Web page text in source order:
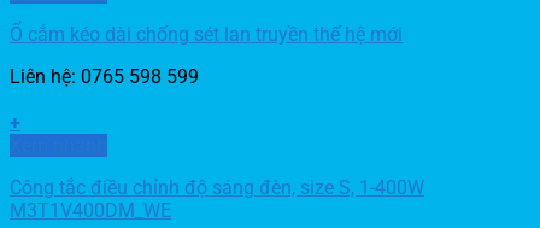
Ổ cắm kéo dài chống sét lan truyền thế hệ mới
Liên hệ: 0765 598 599
+
Công tắc điều chỉnh độ sáng đèn, size S, 1-400W
M3T1V400DM_WE